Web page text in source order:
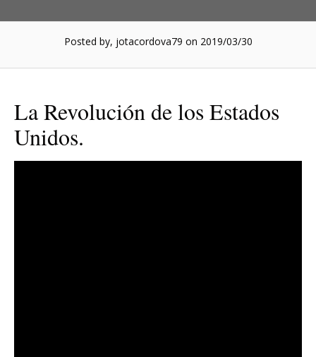
Posted by, jotacordova79 on 2019/03/30
La Revolución de los Estados
Unidos.